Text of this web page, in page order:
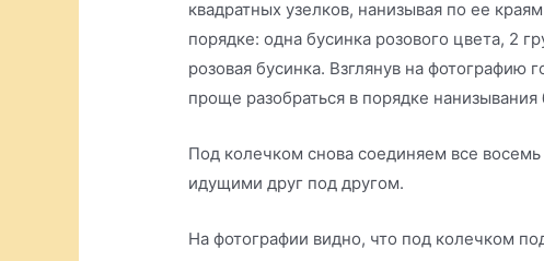
квадратных узелков, нанизывая по ее
порядке: одна бусинка розового цвета, 2
розовая бусинка. Взглянув на фотографию
проще разобраться в порядке нанизывания
Под колечком снова соединяем все
идущими друг под другом.
На фотографии видно, что под колечком